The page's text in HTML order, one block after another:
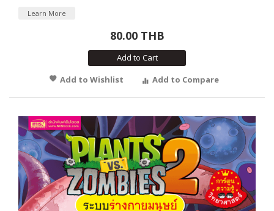
Learn More
80.00 THB
Add to Cart
Add to Wishlist
Add to Compare